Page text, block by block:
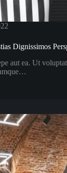
Dignissimos
aut ea. Ut